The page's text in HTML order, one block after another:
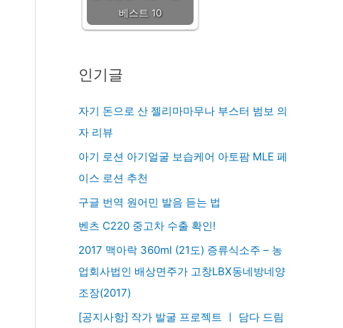
베스트 10
인기글
자기 돈으로 산 젤리마마무나 부스터 범보 의
자 리뷰
아기 로션 아기얼굴 보습케어 아토팜 MLE 페
이스 로션 추천
구글 번역 원어민 발음 듣는 법
벤츠 C220 중고차 수출 확인!
2017 맥아락 360ml (21도) 증류식소주 – 농
업회사법인 배상면주가 고창LBX동네방네양
조장(2017)
[공지사항] 작가 발굴 프로젝트 ㅣ 담다 드림